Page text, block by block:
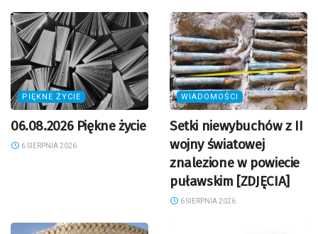
PIĘKNE ŻYCIE
06.08.2026 Piękne życie
6 SIERPNIA 2026
WIADOMOŚCI
Setki niewybuchów z II
wojny światowej
znalezione w powiecie
puławskim [ZDJĘCIA]
6 SIERPNIA 2026